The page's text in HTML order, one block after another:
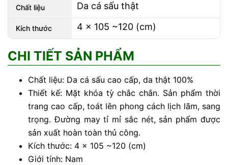
Chất liệu Da cá sấu thật
Kích thước 4 x 105 ~120 (cm)
CHI TIẾT SẢN PHẨM
Chất liệu: Da cá sấu cao cấp, da thật 100%
Thiết kế:Mặt khóa tỳ chắc chắn. Sản phẩm thời
trang cao cấp, toát lên phong cách lịch lãm, sang
trọng. Đường may tỉ mỉ sắc nét, sản phẩm được
sản xuất hoàn toàn thủ công.
Kích thước: 4 x 105 ~120 (cm)
Giới tính: Nam